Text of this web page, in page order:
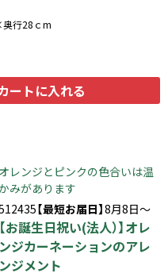
行28ｃm
ートに入れる
オレンジとピンクの色合いは温
みがあります
【最短お届日】8月8日～
【お誕生日祝い(法人）】オレ
ンジカーネーションのアレ
ンジメント